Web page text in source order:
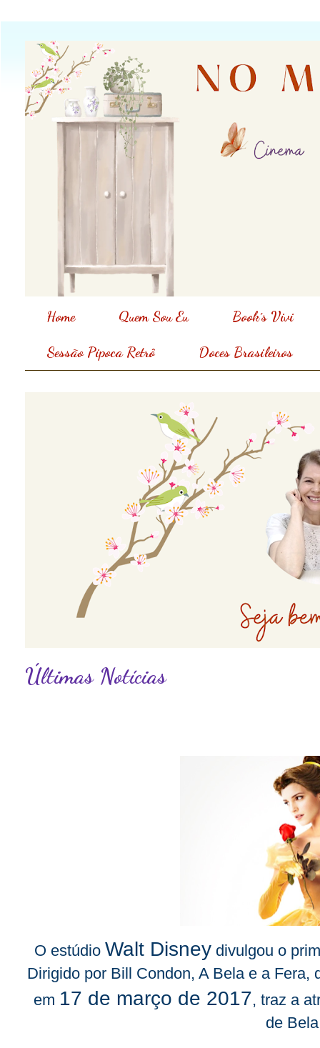
Home Quem Sou Eu Book´s Vivi
Sessão Pipoca Retrô Doces Brasileiros
Últimas Notícias
O estúdio Walt Disneydivulgou o
Dirigido por Bill Condon, A Bela e a Fera,
em 17 de março de 2017, traz a
de